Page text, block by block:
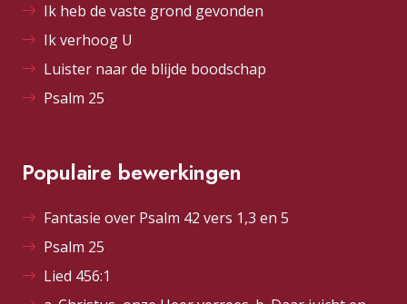
Ik heb de vaste grond gevonden
Ik verhoog U
Luister naar de blijde boodschap
Psalm 25
Populaire bewerkingen
Fantasie over Psalm 42 vers 1,3 en 5
Psalm 25
Lied 456:1